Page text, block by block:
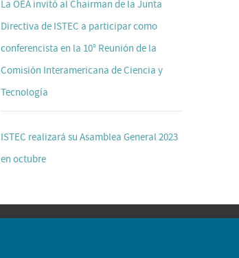
La OEA invitó al Chairman de la Junta
Directiva de ISTEC a participar como
conferencista en la 10° Reunión de la
Comisión Interamericana de Ciencia y
Tecnología
ISTEC realizará su Asamblea General 2023
en octubre